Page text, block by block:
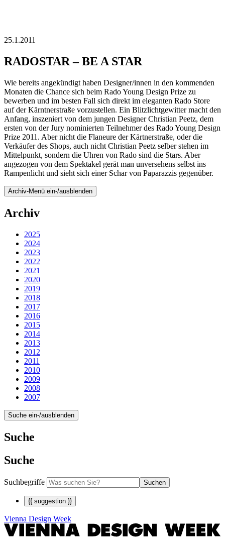
25.1.2011
RADOSTAR – BE A STAR
Wie bereits angekündigt haben Designer/innen in den kommenden
Monaten die Chance sich beim Rado Young Design Prize zu
bewerben und im besten Fall sich direkt im eleganten Rado Store
auf der Kärntnerstraße vorzustellen. Ein Blitzlichtgewitter macht den
Anfang, inszeniert von dem jungen Designer Christian Peetz, dem
ersten von der Jury nominierten Teilnehmer des Rado Young Design
Prize 2011. Aber nicht die Flaneure der Kärtnerstraße, oder die
Verkäufer des Shops, auch nicht Christian Peetz selber stehen im
Mittelpunkt, sondern die Uhren von Rado sind die Stars. Aber
angezogen von dem Spektakel gerät man unversehens selbst ins
Rampenlicht und sieht sich einer Schar von Paparazzis gegenüber.
Archiv-Menü ein-/ausblenden
Archiv
2025
2024
2023
2022
2021
2020
2019
2018
2017
2016
2015
2014
2013
2012
2011
2010
2009
2008
2007
Suche ein-/ausblenden
Suche
Suche
Suchbegriffe Suchen
{{ suggestion }}
Vienna Design Week